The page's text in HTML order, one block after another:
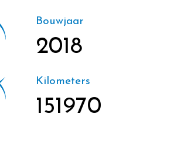
Bouwjaar
2018
Kilometers
151970